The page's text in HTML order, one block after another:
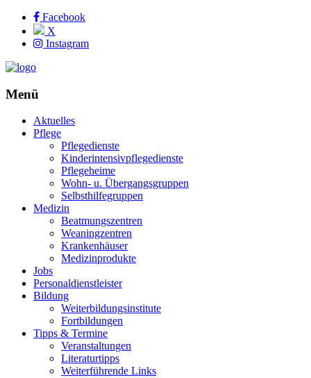
Facebook
X
Instagram
Menü
Aktuelles
Pflege
Pflegedienste
Kinderintensivpflegedienste
Pflegeheime
Wohn- u. Übergangsgruppen
Selbsthilfegruppen
Medizin
Beatmungszentren
Weaningzentren
Krankenhäuser
Medizinprodukte
Jobs
Personaldienstleister
Bildung
Weiterbildungsinstitute
Fortbildungen
Tipps & Termine
Veranstaltungen
Literaturtipps
Weiterführende Links